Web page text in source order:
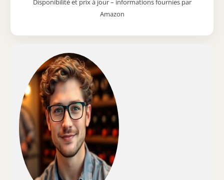
Disponibilité et prix à jour – informations fournies par
Amazon